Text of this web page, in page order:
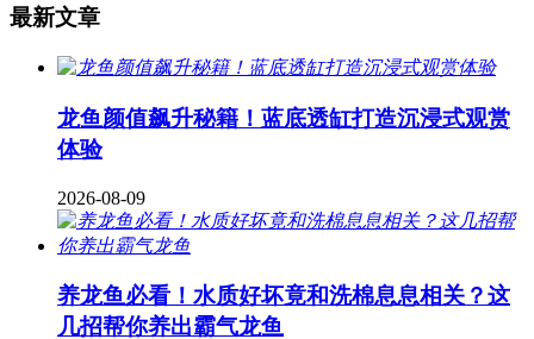
最新文章
龙鱼颜值飙升秘籍！蓝底透缸打造沉浸式观赏
体验
2026-08-09
养龙鱼必看！水质好坏竟和洗棉息息相关？这
几招帮你养出霸气龙鱼